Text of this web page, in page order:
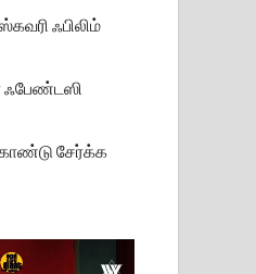
ஃபிலிம்
ஃபேண்டஸி
கொண்டு சேர்க்க